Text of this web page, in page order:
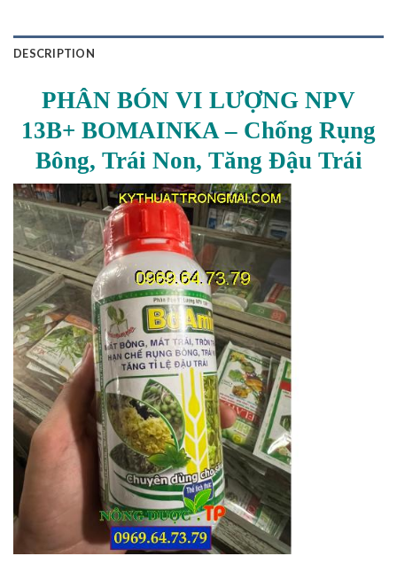
DESCRIPTION
PHÂN BÓN VI LƯỢNG NPV
13B+ BOMAINKA – Chống Rụng
Bông, Trái Non, Tăng Đậu Trái